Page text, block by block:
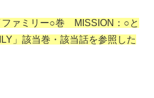
ァミリー○巻 MISSION：○と
」該当巻・該当話を参照した